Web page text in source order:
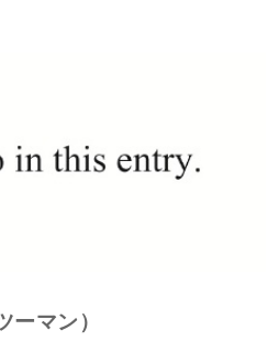
ーマン）